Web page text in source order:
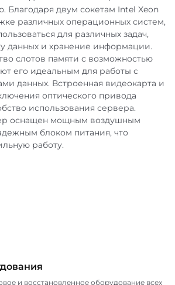
Благодаря двум сокетам Intel Xeon
различных операционных систем,
для различных задач,
данных и хранение информации.
слотов памяти с возможностью
его идеальным для работы с
данных. Встроенная видеокарта и
оптического привода
использования сервера.
оснащен мощным воздушным
блоком питания, что
работу.
области:
и восстановленное оборудование всех